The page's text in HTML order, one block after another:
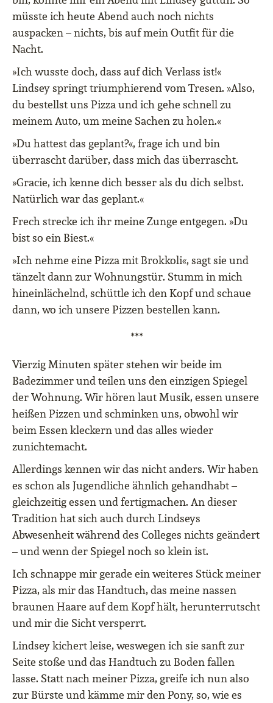
müsste ich heute Abend auch noch nichts
auspacken – nichts, bis auf mein Outfit für die
Nacht.
»Ich wusste doch, dass auf dich Verlass ist!«
Lindsey springt triumphierend vom Tresen. »Also,
du bestellst uns Pizza und ich gehe schnell zu
meinem Auto, um meine Sachen zu holen.«
»Du hattest das geplant?«, frage ich und bin
überrascht darüber, dass mich das überrascht.
»Gracie, ich kenne dich besser als du dich selbst.
Natürlich war das geplant.«
Frech strecke ich ihr meine Zunge entgegen. »Du
bist so ein Biest.«
»Ich nehme eine Pizza mit Brokkoli«, sagt sie und
tänzelt dann zur Wohnungstür. Stumm in mich
hineinlächelnd, schüttle ich den Kopf und schaue
dann, wo ich unsere Pizzen bestellen kann.
***
Vierzig Minuten später stehen wir beide im
Badezimmer und teilen uns den einzigen Spiegel
der Wohnung. Wir hören laut Musik, essen unsere
heißen Pizzen und schminken uns, obwohl wir
beim Essen kleckern und das alles wieder
zunichtemacht.
Allerdings kennen wir das nicht anders. Wir haben
es schon als Jugendliche ähnlich gehandhabt –
gleichzeitig essen und fertigmachen. An dieser
Tradition hat sich auch durch Lindseys
Abwesenheit während des Colleges nichts geändert
– und wenn der Spiegel noch so klein ist.
Ich schnappe mir gerade ein weiteres Stück meiner
Pizza, als mir das Handtuch, das meine nassen
braunen Haare auf dem Kopf hält, herunterrutscht
und mir die Sicht versperrt.
Lindsey kichert leise, weswegen ich sie sanft zur
Seite stoße und das Handtuch zu Boden fallen
lasse. Statt nach meiner Pizza, greife ich nun also
zur Bürste und kämme mir den Pony, so, wie es